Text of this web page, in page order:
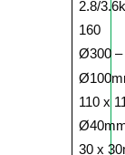
2.8/
160
Ø300
110 x
30 x